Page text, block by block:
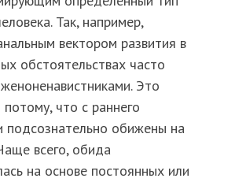
Так, например,
вектором развития в
обстоятельствах часто
Это
что с раннего
подсознательно обижены на
всего, обида
на основе постоянных или